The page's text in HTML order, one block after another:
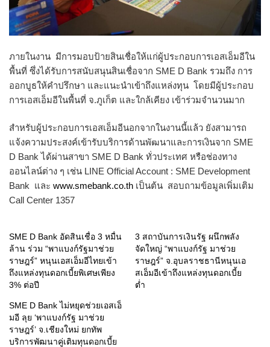
ภายในงาน มีการมอบป้ายสินเชื่อให้แก่ผู้ประกอบการเอสเอ็มอีใน
พื้นที่ ซึ่งได้รับการสนับสนุนสินเชื่อจาก SME D Bank รวมถึง การ
ออกบูธให้คำปรึกษา และแนะนำเข้าถึงแหล่งทุน โดยมีผู้ประกอบ
การเอสเอ็มอีในพื้นที่ จ.ภูเก็ต และใกล้เคียง เข้าร่วมจำนวนมาก
สำหรับผู้ประกอบการเอสเอ็มอีนอกจากในงานนี้แล้ว ยังสามารถ
แจ้งความประสงค์เข้ารับบริการด้านพัฒนาและการเงินจาก SME
D Bank ได้ผ่านสาขา SME D Bank ทั่วประเทศ หรือช่องทาง
ออนไลน์ต่าง ๆ เช่น LINE Official Account : SME Development
Bank และ www.smebank.co.th เป็นต้น สอบถามข้อมูลเพิ่มเติม
Call Center 1357
SME D Bank อัดสินเชื่อ 3 หมื่น
ล้าน ร่วม “พาแบงก์รัฐมาช่วย
ราษฎร์” หนุนเอสเอ็มอีไทยเข้า
ถึงแหล่งทุนดอกเบี้ยพิเศษเพียง
3% ต่อปี
3 สถาบันการเงินรัฐ ผนึกพลัง
จัดใหญ่ “พาแบงก์รัฐ มาช่วย
ราษฎร์” จ.อุบลราชธานีหนุนเอ
สเอ็มอีเข้าถึงแหล่งทุนดอกเบี้ย
ต่ำ
SME D Bank ไม่หยุดช่วยเอสเอ็
มอี ลุย ‘พาแบงก์รัฐ มาช่วย
ราษฎร์’ จ.เชียงใหม่ ยกทัพ
บริการพัฒนาคู่เติมทุนดอกเบี้ย